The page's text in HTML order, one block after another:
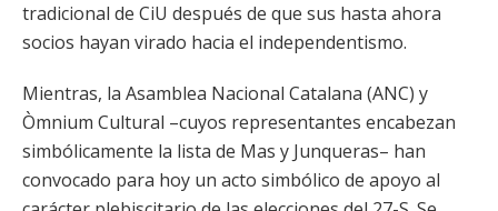
tradicional de CiU después de que sus hasta ahora
socios hayan virado hacia el independentismo.
Mientras, la Asamblea Nacional Catalana (ANC) y
Òmnium Cultural –cuyos representantes encabezan
simbólicamente la lista de Mas y Junqueras– han
convocado para hoy un acto simbólico de apoyo al